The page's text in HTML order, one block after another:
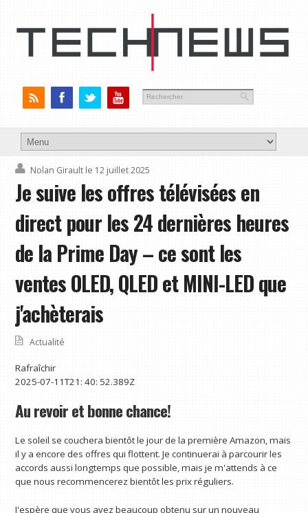
Nolan Girault le 12 juillet 2025
Je suive les offres télévisées en
direct pour les 24 dernières heures
de la Prime Day – ce sont les
ventes OLED, QLED et MINI-LED que
j'achèterais
Actualité
Rafraîchir
2025-07-11T21: 40: 52.389Z
Au revoir et bonne chance!
Le soleil se couchera bientôt le jour de la première Amazon, mais
il y a encore des offres qui flottent. Je continuerai à parcourir les
accords aussi longtemps que possible, mais je m'attends à ce
que nous recommencerez bientôt les prix réguliers.
J'espère que vous avez beaucoup obtenu sur un nouveau